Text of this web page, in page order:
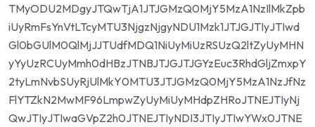
TMyODU2MDgyJTQwTjA1JTJGMzQ0MjY5MzA1NzIlMkZpb
iUyRmFsYnVtLTcyMTU3NjgzNjgyNDU1Mzk1JTJGJTIyJTIwd
Gl0bGUlM0QlMjJJTUdfMDQ1NiUyMiUzRSUzQ2ltZyUyMHN
yYyUzRCUyMmh0dHBzJTNBJTJGJTJGYzEuc3RhdGljZmxpY
2tyLmNvbSUyRjUlMkY0MTU3JTJGMzQ0MjY5MzA1NzJfNz
FlYTZkN2MwMF96LmpwZyUyMiUyMHdpZHRoJTNEJTIyNj
QwJTIyJTIwaGVpZ2h0JTNEJTIyNDI3JTIyJTIwYWx0JTNE